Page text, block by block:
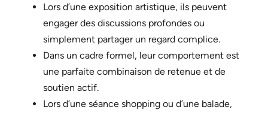
Lors d’une exposition artistique, ils peuvent
engager des discussions profondes ou
simplement partager un regard complice.
Dans un cadre formel, leur comportement est
une parfaite combinaison de retenue et de
soutien actif.
Lors d’une séance shopping ou d’une balade,